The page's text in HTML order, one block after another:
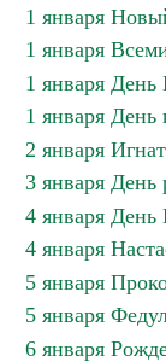
1 января
1 января
1 января
1 января День
2 января
3 января День
4 января
4 января
5 января
5 января
6 января